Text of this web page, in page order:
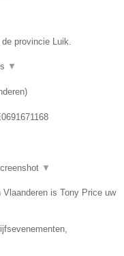
provincie Luik.
▼
)
▼
is Tony Price uw